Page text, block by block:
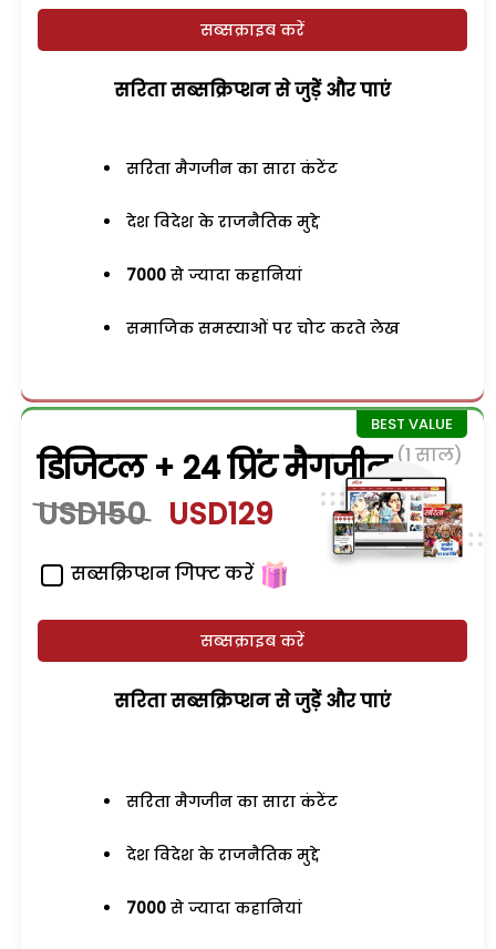
सब्सक्राइब करें
सरिता सब्सक्रिप्शन से जुड़ेें और पाएं
सरिता मैगजीन का सारा कंटेंट
देश विदेश के राजनैतिक मुद्दे
7000 से ज्यादा कहानियां
समाजिक समस्याओं पर चोट करते लेख
डिजिटल + 24 प्रिंट मैगजीन (1 साल)
USD150 USD129
सब्सक्रिप्शन गिफ्ट करें
सब्सक्राइब करें
सरिता सब्सक्रिप्शन से जुड़ेें और पाएं
सरिता मैगजीन का सारा कंटेंट
देश विदेश के राजनैतिक मुद्दे
7000 से ज्यादा कहानियां